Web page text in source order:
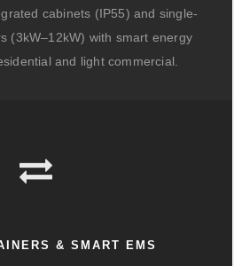
cabinets (IP55) and single-
(3kW–12kW) with smart energy
and light commercial.
& SMART EMS